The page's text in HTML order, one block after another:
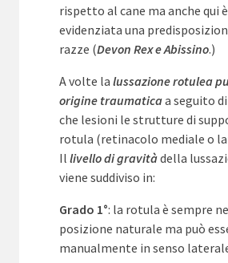
rispetto al cane ma anche qui
evidenziata una
razze (Devon Rex e Abissino.)
A volte la lussazione rotulea
origine traumaticaa seguito
che lesioni le strutture di
rotula (retinacolo mediale o
Il livello di gravitàdella
viene suddiviso in:
Grado 1°: la rotula è sempre
posizione naturale ma può
manualmente in senso